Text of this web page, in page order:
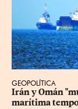
GEOPOLÍTICA
Irán y Omán
marítima